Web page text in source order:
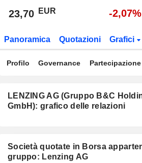
23,70 EUR -2,07%
Panoramica Quotazioni Grafici
Profilo Governance
LENZING AG (Gruppo B&C
GmbH): grafico delle relazioni
Società quotate in Borsa
gruppo: Lenzing AG